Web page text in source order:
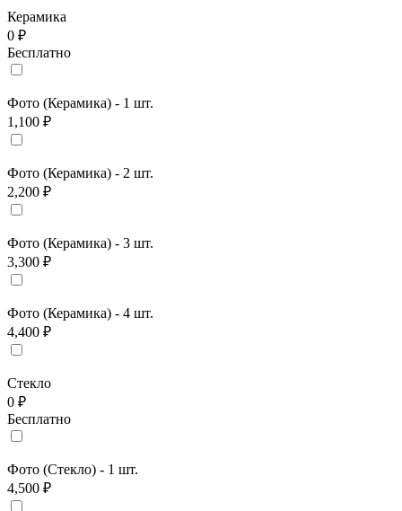
Керамика
0 ₽
Бесплатно
Фото (Керамика) - 1 шт.
1,100 ₽
Фото (Керамика) - 2 шт.
2,200 ₽
Фото (Керамика) - 3 шт.
3,300 ₽
Фото (Керамика) - 4 шт.
4,400 ₽
Стекло
0 ₽
Бесплатно
Фото (Стекло) - 1 шт.
4,500 ₽